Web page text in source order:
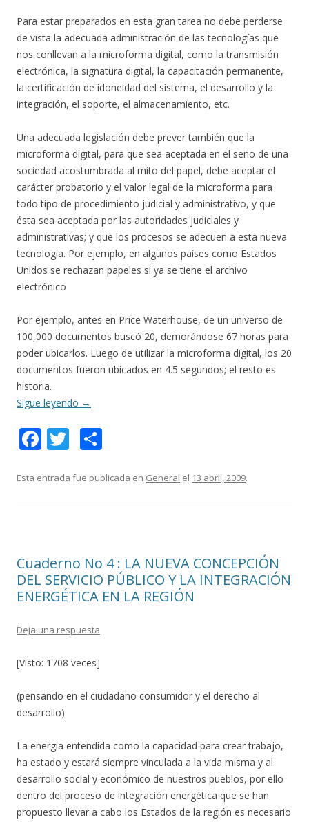
Para estar preparados en esta gran tarea no debe perderse
de vista la adecuada administración de las tecnologías que
nos conllevan a la microforma digital, como la transmisión
electrónica, la signatura digital, la capacitación permanente,
la certificación de idoneidad del sistema, el desarrollo y la
integración, el soporte, el almacenamiento, etc.
Una adecuada legislación debe prever también que la
microforma digital, para que sea aceptada en el seno de una
sociedad acostumbrada al mito del papel, debe aceptar el
carácter probatorio y el valor legal de la microforma para
todo tipo de procedimiento judicial y administrativo, y que
ésta sea aceptada por las autoridades judiciales y
administrativas; y que los procesos se adecuen a esta nueva
tecnología. Por ejemplo, en algunos países como Estados
Unidos se rechazan papeles si ya se tiene el archivo
electrónico
Por ejemplo, antes en Price Waterhouse, de un universo de
100,000 documentos buscó 20, demorándose 67 horas para
poder ubicarlos. Luego de utilizar la microforma digital, los 20
documentos fueron ubicados en 4.5 segundos; el resto es
historia.
Sigue leyendo →
F
e
k
T
itt m
r
Esta entrada fue publicada en General el 13 abril, 2009.
Cuaderno No 4 : LA NUEVA CONCEPCIÓN
DEL SERVICIO PÚBLICO Y LA INTEGRACIÓN
ENERGÉTICA EN LA REGIÓN
Deja una respuesta
[Visto: 1708 veces]
(pensando en el ciudadano consumidor y el derecho al
desarrollo)
La energía entendida como la capacidad para crear trabajo,
ha estado y estará siempre vinculada a la vida misma y al
desarrollo social y económico de nuestros pueblos, por ello
dentro del proceso de integración energética que se han
propuesto llevar a cabo los Estados de la región es necesario